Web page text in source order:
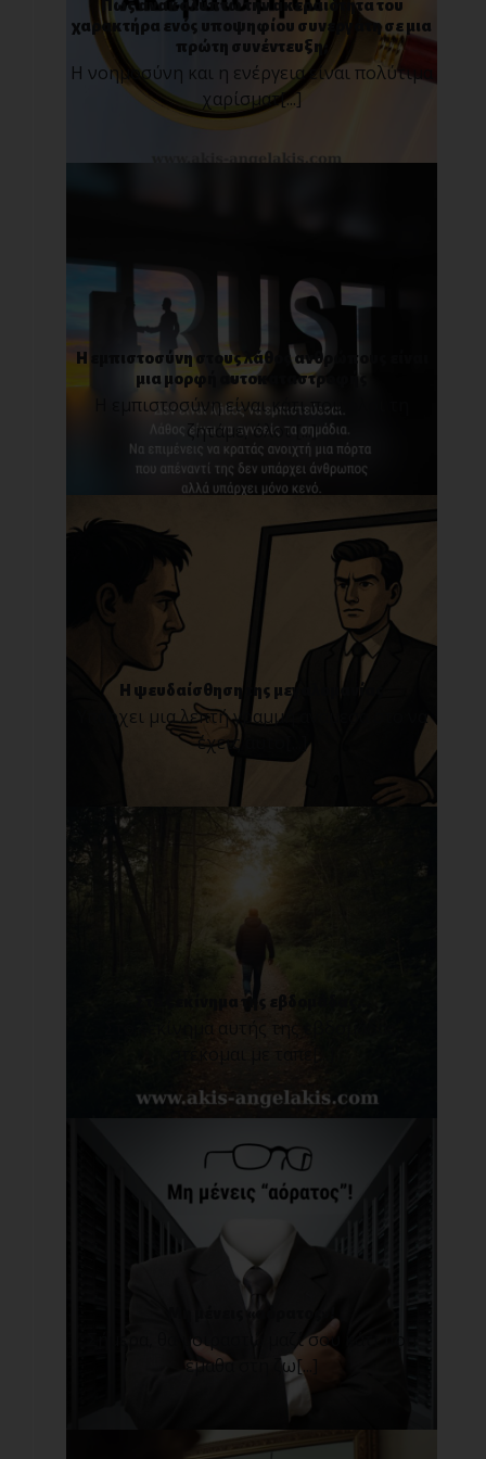
Πως ανακαλύπτω την ακεραιότητα του
χαρακτήρα ενός υποψηφίου συνεργάτη σε μια
πρώτη συνέντευξη;
Η νοημοσύνη και η ενέργεια είναι πολύτιμα
χαρίσματ[...]
Η εμπιστοσύνη στους λάθος ανθρώπους είναι
μια μορφή αυτοκαταστροφής
Η εμπιστοσύνη είναι κάτι που όλοι τη
ζητάμε, όλοι [...]
Η ψευδαίσθηση της μεγαλομανίας
Υπάρχει μια λεπτή γραμμή ανάμεσα στο να
έχεις αυτο[...]
Στο ξεκίνημα της εβδομάδας...
Στο ξεκίνημα αυτής της εβδομάδας,
Μη μένεις «αόρατος»!
Σήμερα, θα μοιραστώ μαζί σου κάτι που
έμαθα στη ζω[...]